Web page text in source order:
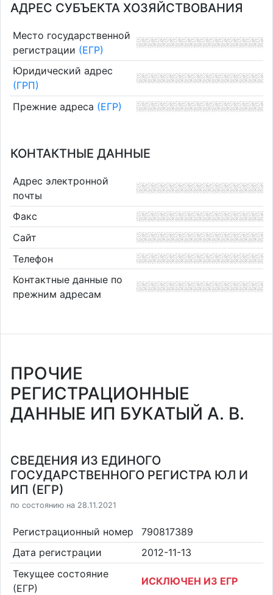
АДРЕС СУБЪЕКТА ХОЗЯЙСТВОВАНИЯ
Место государственной
регистрации (ЕГР)
Юридический адрес
(ГРП)
Прежние адреса (ЕГР)
КОНТАКТНЫЕ ДАННЫЕ
Адрес электронной
почты
Факс
Сайт
Телефон
Контактные данные по
прежним адресам
ПРОЧИЕ
РЕГИСТРАЦИОННЫЕ
ДАННЫЕ ИП БУКАТЫЙ А. В.
СВЕДЕНИЯ ИЗ ЕДИНОГО
ГОСУДАРСТВЕННОГО РЕГИСТРА ЮЛ И
ИП (ЕГР)
по состоянию на 28.11.2021
Регистрационный номер
790817389
Дата регистрации
2012-11-13
Текущее состояние
(ЕГР)
ИСКЛЮЧЕН ИЗ ЕГР